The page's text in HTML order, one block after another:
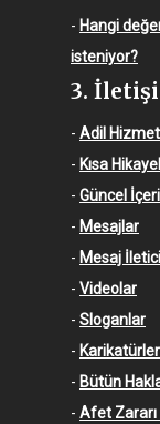
- Hangi
isteniyor?
3.
- Adil
- Kısa
- Güncel
- Mesajlar
- Mesaj
- Videolar
- Sloganlar
- Karikatürler
- Bütün
- Afet